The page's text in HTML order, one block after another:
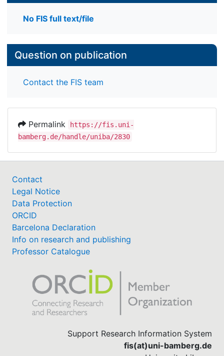
No FIS full text/file
Question on publication
Contact the FIS team
Permalink
https://fis.uni-
bamberg.de/handle/uniba/2830
Contact
Legal Notice
Data Protection
ORCID
Barcelona Declaration
Info on research and publishing
Professor Catalogue
Support Research Information System
fis(at)uni-bamberg.de